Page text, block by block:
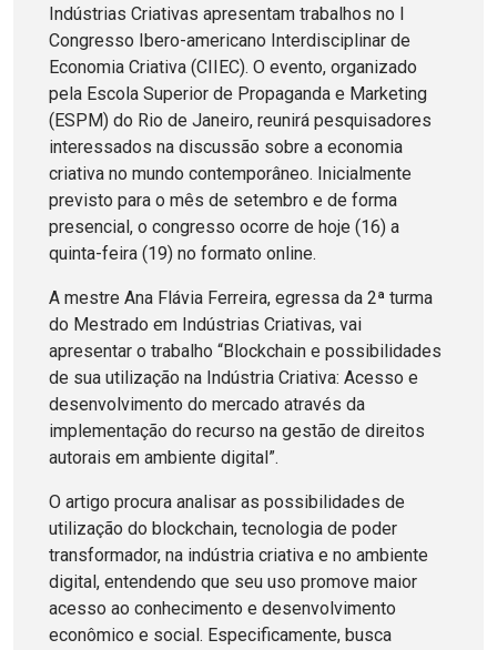
Indústrias Criativas apresentam trabalhos no I
Congresso Ibero-americano Interdisciplinar de
Economia Criativa (CIIEC). O evento, organizado
pela Escola Superior de Propaganda e Marketing
(ESPM) do Rio de Janeiro, reunirá pesquisadores
interessados na discussão sobre a economia
criativa no mundo contemporâneo. Inicialmente
previsto para o mês de setembro e de forma
presencial, o congresso ocorre de hoje (16) a
quinta-feira (19) no formato online.
A mestre Ana Flávia Ferreira, egressa da 2ª turma
do Mestrado em Indústrias Criativas, vai
apresentar o trabalho “Blockchain e possibilidades
de sua utilização na Indústria Criativa: Acesso e
desenvolvimento do mercado através da
implementação do recurso na gestão de direitos
autorais em ambiente digital”.
O artigo procura analisar as possibilidades de
utilização do blockchain, tecnologia de poder
transformador, na indústria criativa e no ambiente
digital, entendendo que seu uso promove maior
acesso ao conhecimento e desenvolvimento
econômico e social. Especificamente, busca